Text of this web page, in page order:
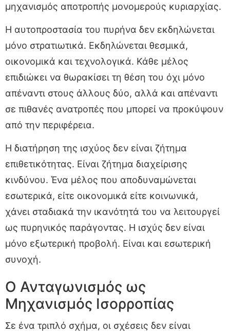
μηχανισμός αποτροπής μονομερούς κυριαρχίας.
Η αυτοπροστασία του πυρήνα δεν εκδηλώνεται
μόνο στρατιωτικά. Εκδηλώνεται θεσμικά,
οικονομικά και τεχνολογικά. Κάθε μέλος
επιδιώκει να θωρακίσει τη θέση του όχι μόνο
απέναντι στους άλλους δύο, αλλά και απέναντι
σε πιθανές ανατροπές που μπορεί να προκύψουν
από την περιφέρεια.
Η διατήρηση της ισχύος δεν είναι ζήτημα
επιθετικότητας. Είναι ζήτημα διαχείρισης
κινδύνου. Ένα μέλος που αποδυναμώνεται
εσωτερικά, είτε οικονομικά είτε κοινωνικά,
χάνει σταδιακά την ικανότητά του να λειτουργεί
ως πυρηνικός παράγοντας. Η ισχύς δεν είναι
μόνο εξωτερική προβολή. Είναι και εσωτερική
συνοχή.
Ο Ανταγωνισμός ως
Μηχανισμός Ισορροπίας
Σε ένα τριπλό σχήμα, οι σχέσεις δεν είναι